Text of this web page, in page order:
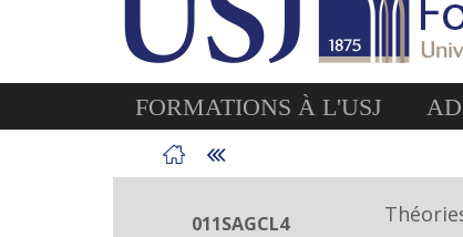
FORMATIONS À L'USJ
011SAGCL4